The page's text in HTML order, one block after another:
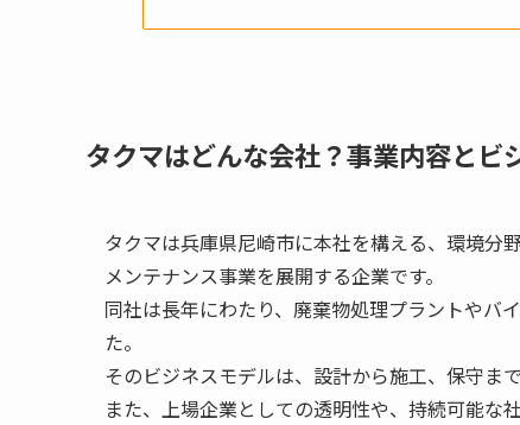
タクマはどんな会社？事業内容とビ
タクマは兵庫県尼崎市に本社を構える、環境分
メンテナンス事業を展開する企業です。
同社は長年にわたり、廃棄物処理プラントやバ
た。
そのビジネスモデルは、設計から施工、保守ま
また、上場企業としての透明性や、持続可能な